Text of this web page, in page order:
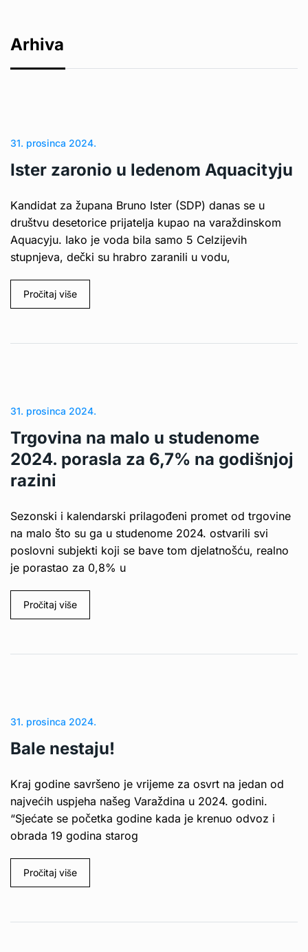
Arhiva
31. prosinca 2024.
Ister zaronio u ledenom Aquacityju
Kandidat za župana Bruno Ister (SDP) danas se u
društvu desetorice prijatelja kupao na varaždinskom
Aquacyju. Iako je voda bila samo 5 Celzijevih
stupnjeva, dečki su hrabro zaranili u vodu,
Pročitaj više
31. prosinca 2024.
Trgovina na malo u studenome
2024. porasla za 6,7% na godišnjoj
razini
Sezonski i kalendarski prilagođeni promet od trgovine
na malo što su ga u studenome 2024. ostvarili svi
poslovni subjekti koji se bave tom djelatnošću, realno
je porastao za 0,8% u
Pročitaj više
31. prosinca 2024.
Bale nestaju!
Kraj godine savršeno je vrijeme za osvrt na jedan od
najvećih uspjeha našeg Varaždina u 2024. godini.
“Sjećate se početka godine kada je krenuo odvoz i
obrada 19 godina starog
Pročitaj više